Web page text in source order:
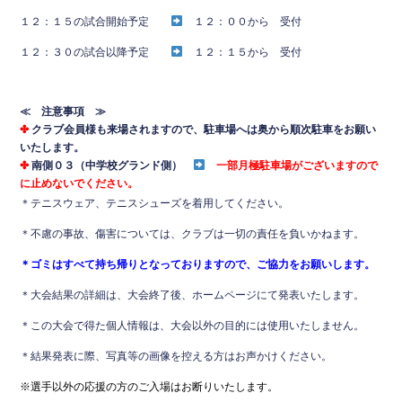
１２：１５の試合開始予定 １２：００から 受付
１２：３０の試合以降予定 １２：１５から 受付
≪ 注意事項 ≫
✤ クラブ会員様も来場されますので、駐車場へは奥から順次駐車をお願い
いたします。
✤ 南側 ０３ （中学校グランド側）
一部月極駐車場がございますので
に止めないでください。
＊テニスウェア、テニスシューズを着用してください。
＊不慮の事故、傷害については、クラブは一切の責任を負いかねます。
＊ゴミはすべて持ち帰りとなっておりますので、ご協力をお願いします。
＊大会結果の詳細は、大会終了後、ホームページにて発表いたします。
＊この大会で得た個人情報は、大会以外の目的には使用いたしません。
＊結果発表に際、写真等の画像を控える方はお声かけください。
※選手以外の応援の方のご入場はお断りいたします。